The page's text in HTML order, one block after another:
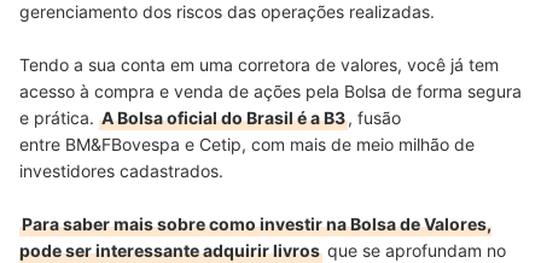
gerenciamento dos riscos das operações realizadas.
Tendo a sua conta em uma corretora de valores, você já tem
acesso à compra e venda de ações pela Bolsa de forma segura
e prática. A Bolsa oficial do Brasil é a B3, fusão
entre BM&FBovespa e Cetip, com mais de meio milhão de
investidores cadastrados.
Para saber mais sobre como investir na Bolsa de Valores,
pode ser interessante adquirir livros que se aprofundam no